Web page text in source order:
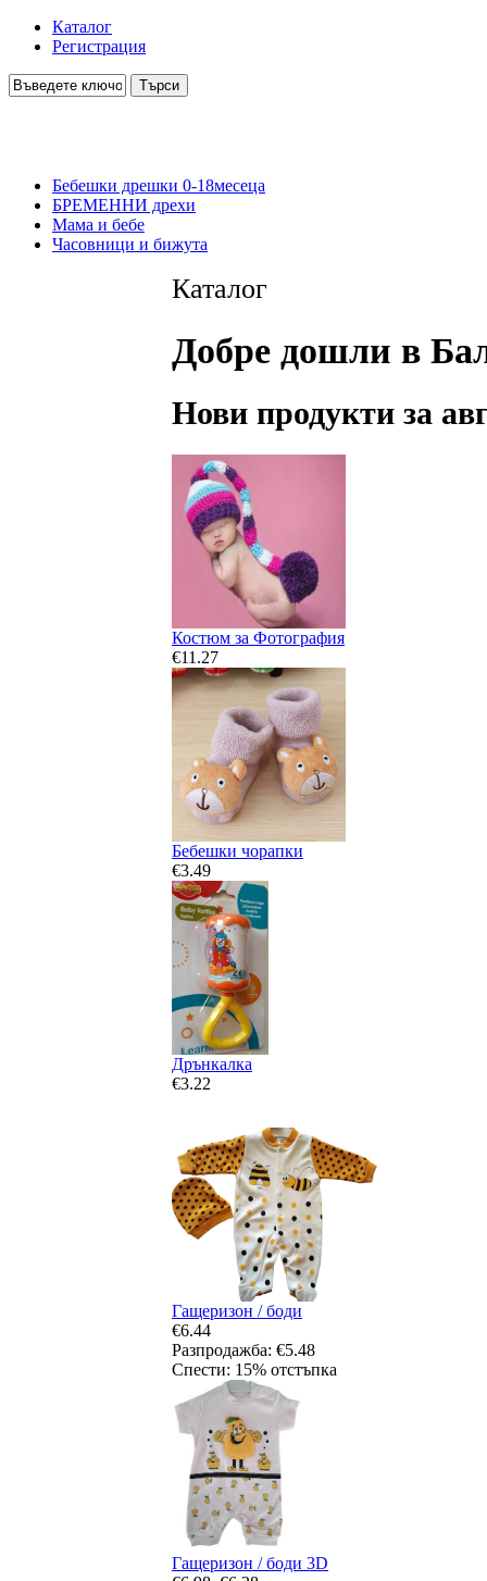
Каталог
Регистрация
Бебешки дрешки 0-18месеца
БРЕМЕННИ дрехи
Мама и бебе
Часовници и бижута
Каталог
Добре дошли в
Нови продукти за
Костюм за Фотография
€11.27
Бебешки чорапки
€3.49
Дрънкалка
€3.22
Гащеризон / боди
€6.44
Разпродажба: €5.48
Спести: 15% отстъпка
Гащеризон / боди 3D